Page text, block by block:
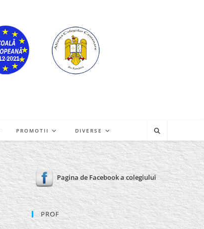
PROMOTII DIVERSE
Pagina de Facebook a colegiului
PROF